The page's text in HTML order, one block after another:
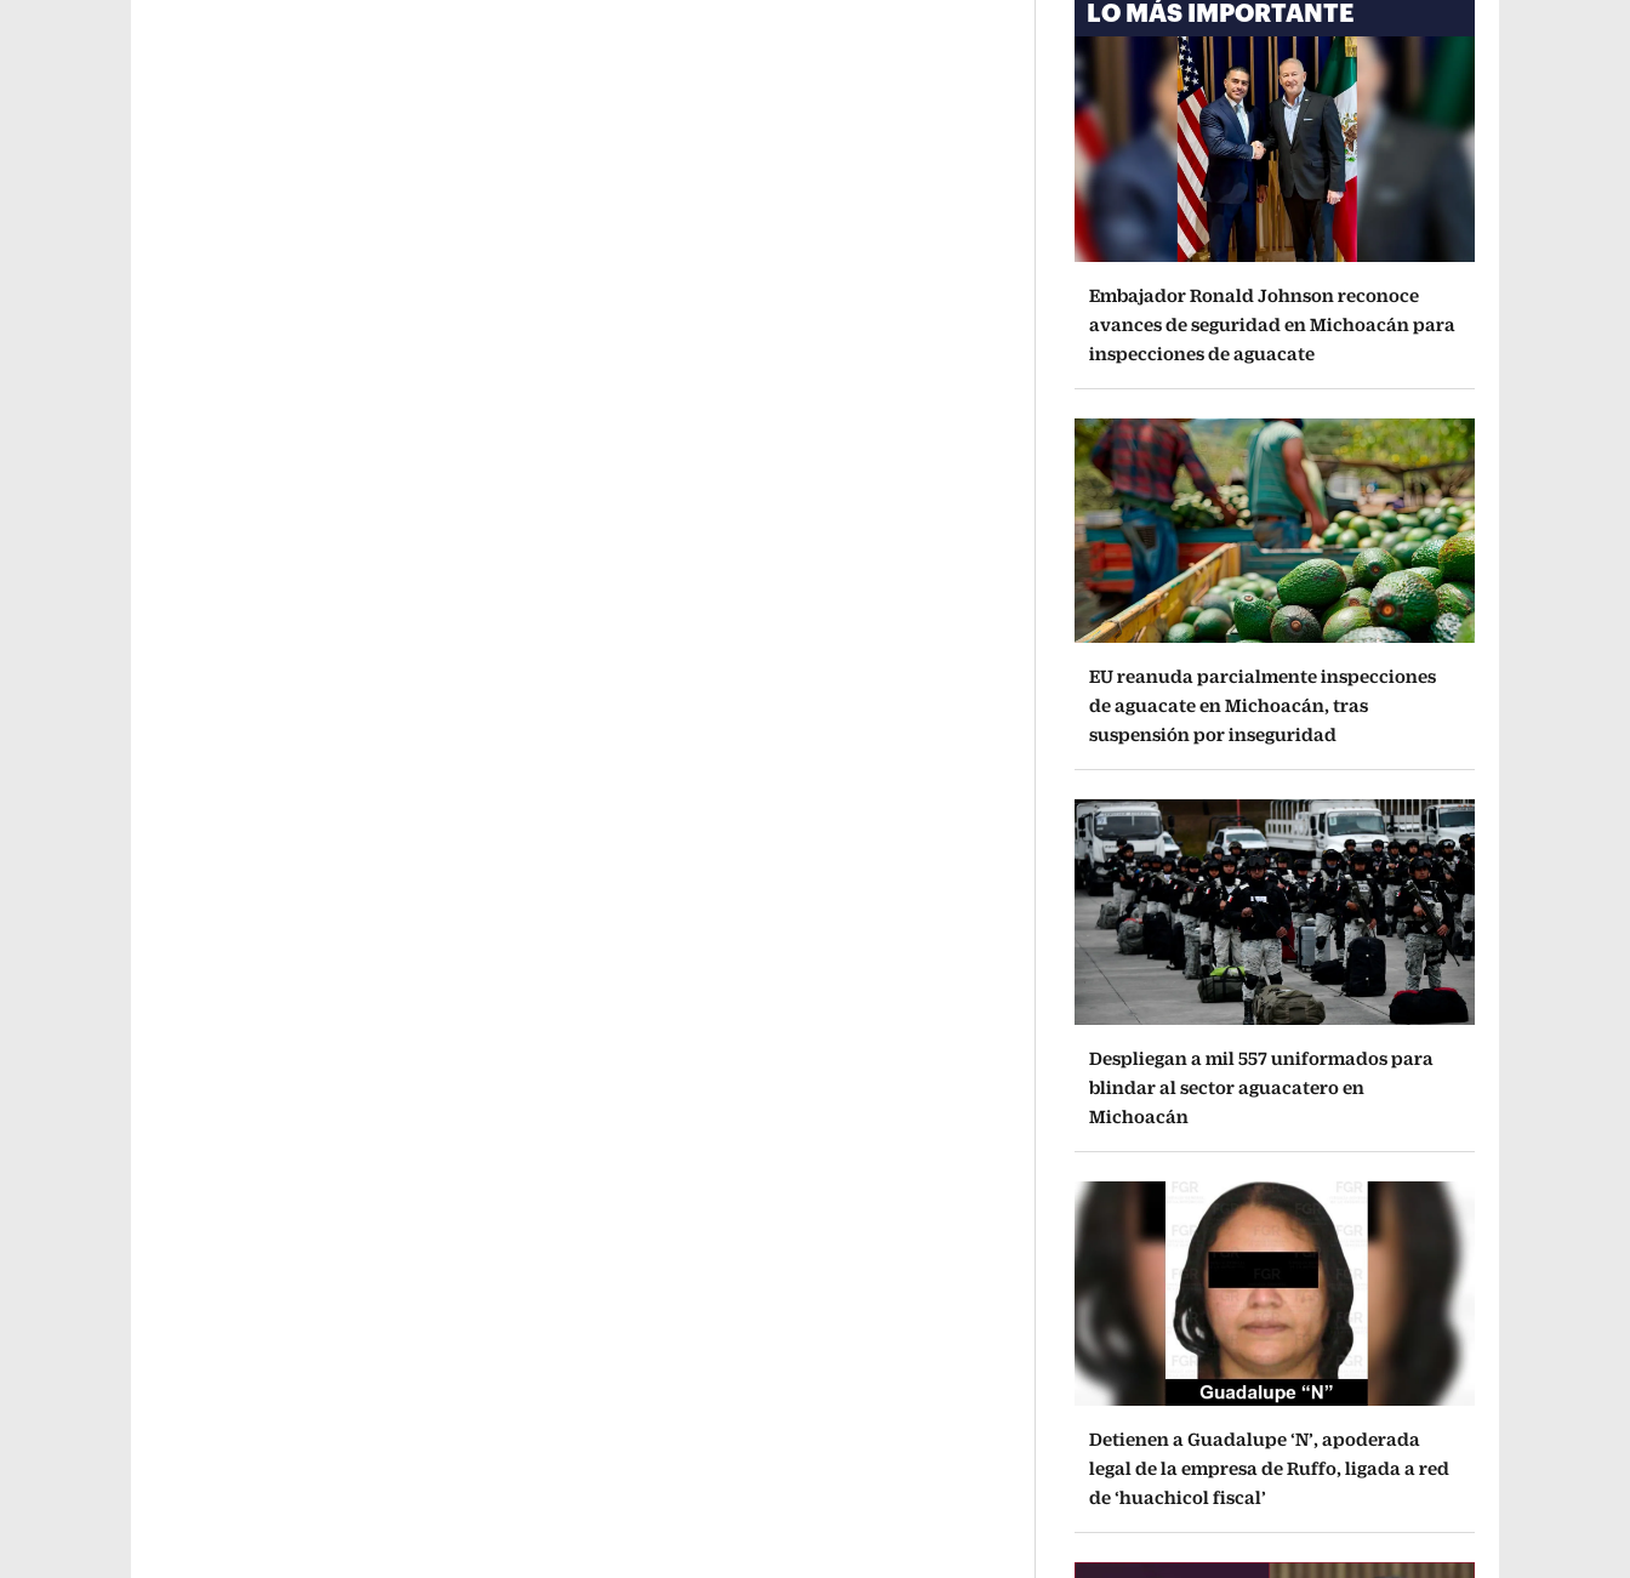
LO MÁS IMPORTANTE
Embajador Ronald Johnson reconoce
avances de seguridad en Michoacán para
inspecciones de aguacate
EU reanuda parcialmente inspecciones
de aguacate en Michoacán, tras
suspensión por inseguridad
Despliegan a mil 557 uniformados para
blindar al sector aguacatero en
Michoacán
Detienen a Guadalupe ‘N’, apoderada
legal de la empresa de Ruffo, ligada a red
de ‘huachicol fiscal’